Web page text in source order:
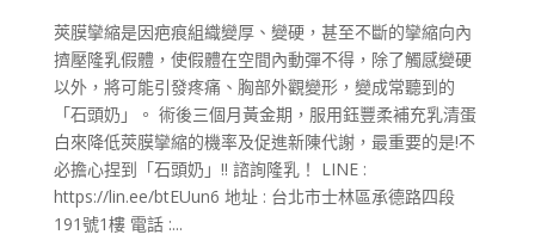
莢膜攣縮是因疤痕組織變厚、變硬，甚至不斷的攣縮向內
擠壓隆乳假體，使假體在空間內動彈不得，除了觸感變硬
以外，將可能引發疼痛、胸部外觀變形，變成常聽到的
「石頭奶」。 術後三個月黃金期，服用鈺豐柔補充乳清蛋
白來降低莢膜攣縮的機率及促進新陳代謝，最重要的是!不
必擔心捏到「石頭奶」!! 諮詢隆乳！ LINE :
https://lin.ee/btEUun6 地址 : 台北市士林區承德路四段
191號1樓 電話 :...